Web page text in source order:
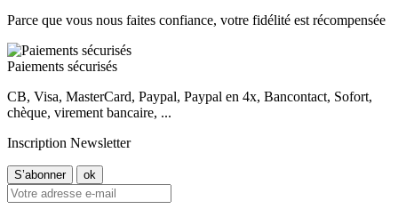
Parce que vous nous faites confiance, votre fidélité est récompensée
Paiements sécurisés
CB, Visa, MasterCard, Paypal, Paypal en 4x, Bancontact, Sofort,
chèque, virement bancaire, ...
Inscription Newsletter